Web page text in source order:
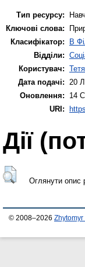
Тип ресурсу:
Ключові слова:
Класифікатор:
B
Відділи:
Користувач:
Дата подачі:
20
Оновлення:
14
URI:
Дії
Оглянути опис
© 2008–2026 Zhytomyr